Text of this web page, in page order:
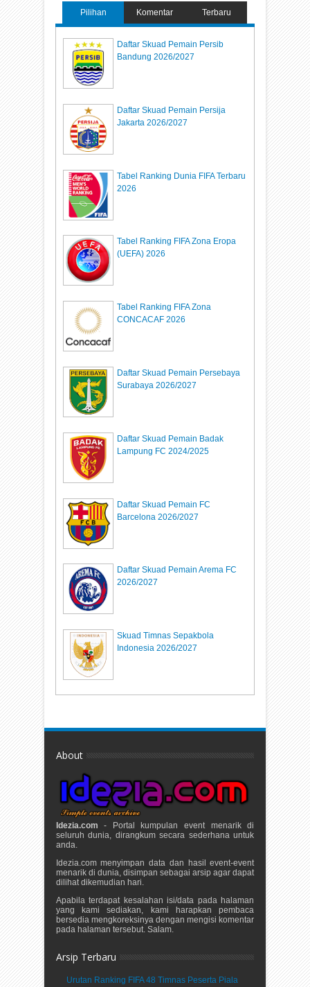
Pilihan Komentar Terbaru
Daftar Skuad Pemain Persib
Bandung 2026/2027
Daftar Skuad Pemain Persija
Jakarta 2026/2027
Tabel Ranking Dunia FIFA Terbaru
2026
Tabel Ranking FIFA Zona Eropa
(UEFA) 2026
Tabel Ranking FIFA Zona
CONCACAF 2026
Daftar Skuad Pemain Persebaya
Surabaya 2026/2027
Daftar Skuad Pemain Badak
Lampung FC 2024/2025
Daftar Skuad Pemain FC
Barcelona 2026/2027
Daftar Skuad Pemain Arema FC
2026/2027
Skuad Timnas Sepakbola
Indonesia 2026/2027
About
Idezia.com - Portal kumpulan event menarik di
seluruh dunia, dirangkum secara sederhana untuk
anda.
Idezia.com menyimpan data dan hasil event-event
menarik di dunia, disimpan sebagai arsip agar dapat
dilihat dikemudian hari.
Apabila terdapat kesalahan isi/data pada halaman
yang kami sediakan, kami harapkan pembaca
bersedia mengkoreksinya dengan mengisi komentar
pada halaman tersebut. Salam.
Arsip Terbaru
Urutan Ranking FIFA 48 Timnas Peserta Piala